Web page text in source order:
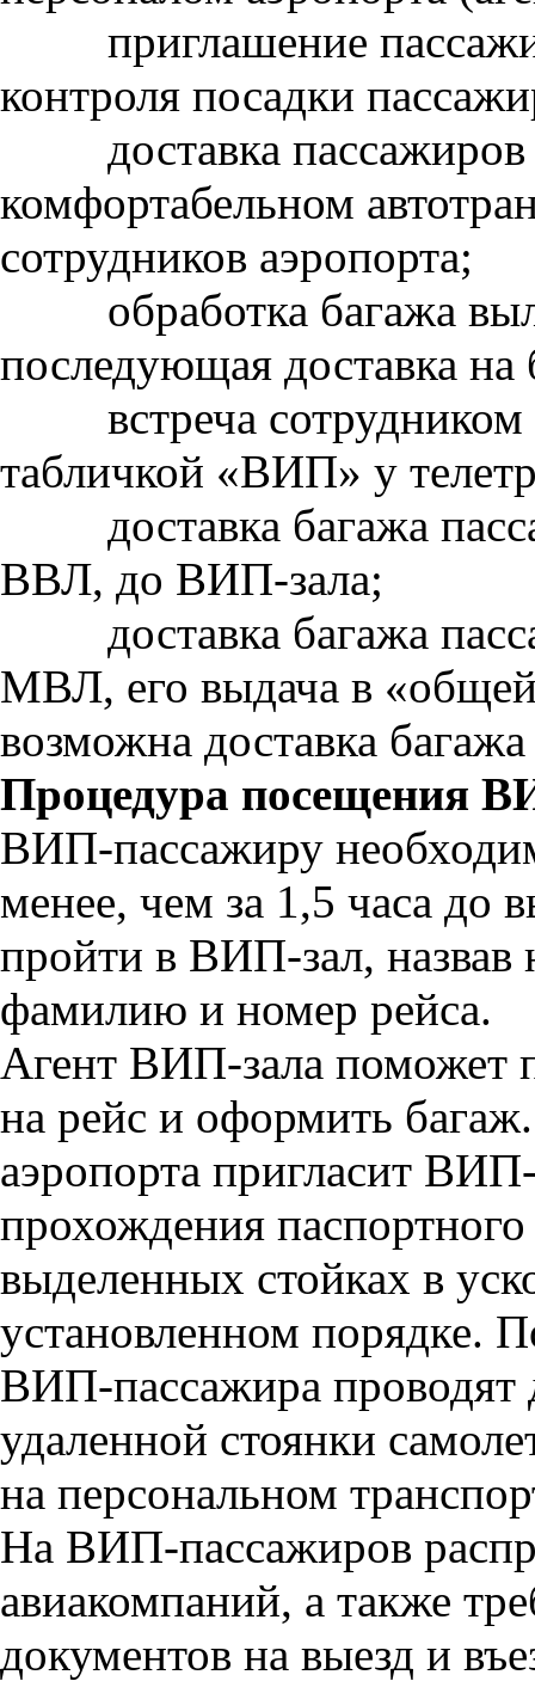
приглашение
контроля посадки
доставка
комфортабельном
сотрудников аэропорта;
обработка багажа
последующая доставка
встреча
табличкой «ВИП» у
доставка багажа
ВВЛ, до ВИП-зала;
доставка багажа
МВЛ, его выдача в
возможна доставка
Процедура посещения
ВИП-пассажиру
менее, чем за 1,5 часа до
пройти в ВИП-зал, назвав
фамилию и номер рейса.
Агент ВИП-зала поможет
на рейс и оформить багаж.
аэропорта пригласит
прохождения
выделенных стойках в
установленном порядке.
ВИП-пассажира проводят
удаленной стоянки
на персональном
На ВИП-пассажиров
авиакомпаний, а также
документов на выезд и